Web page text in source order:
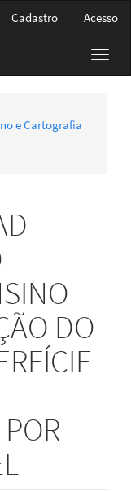
Cadastro Acesso
e Cartografia
DO